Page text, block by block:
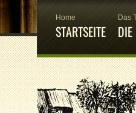
Home
STARTSEITE
Das